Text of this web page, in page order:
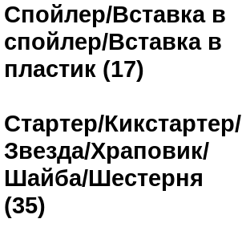
Спойлер/Вставка в
спойлер/Вставка в
пластик (17)
Стартер/Кикстартер/
Звезда/Храповик/
Шайба/Шестерня
(35)